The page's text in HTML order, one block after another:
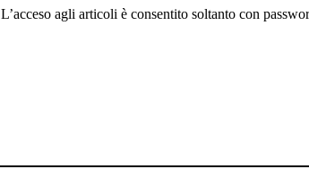
L’acceso agli articoli è consentito soltanto con